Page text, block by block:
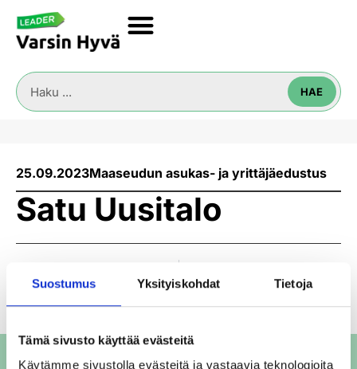
Suostumus Yksityiskohdat Tietoja
Tämä sivusto käyttää evästeitä
Käytämme sivustolla evästeitä ja vastaavia teknologioita
HAE
25.09.2023Maaseudun asukas- ja yrittäjäedustus
Satu Uusitalo
Tero Almi Tiia-Maria Kielo
Varsin Hyvän uutiskirje maaseudun